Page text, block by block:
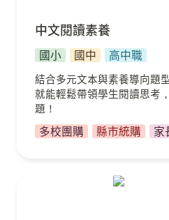
中文閱讀素養
國小 國中 高中職
結合多元文本與素養導向題
就能輕鬆帶領學生閱讀思考
題！
多校團購 縣市統購 家
英語閱讀